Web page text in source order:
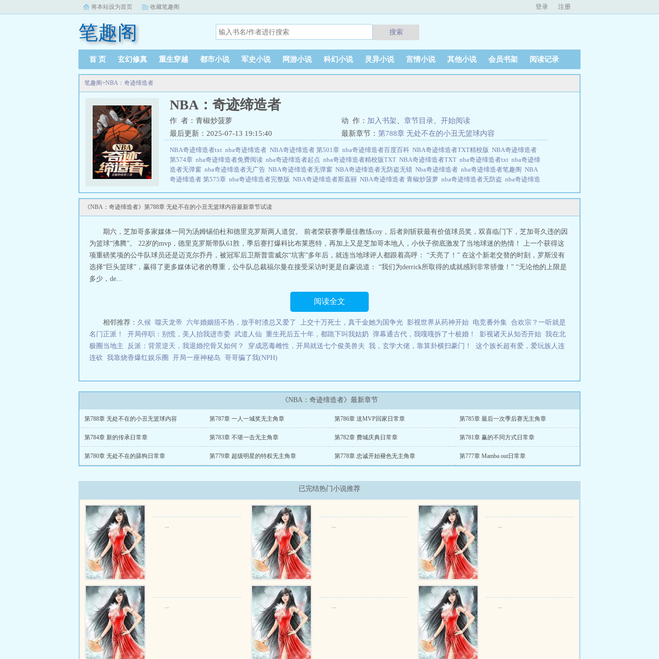
将本站设为首页 收藏笔趣阁 登录 注册
笔趣阁 搜索
首 页 玄幻修真 重生穿越 都市小说 军史小说 网游小说 科幻小说 灵异小说 言情小说 其他小说 会员书架 阅读记录
笔趣阁>NBA：奇迹缔造者
NBA：奇迹缔造者
作 者：青椒炒菠萝 动 作： 加入书架 章节目录
开始阅读
最后更新：2025-07-13 19:15:40
最新章节： 第788章 无处不在的小丑无篮球内容
NBA奇迹缔造者txt nba奇迹缔造者 NBA奇迹缔造者 第501章 nba奇迹缔造者百度百科 NBA奇迹缔造者TXT精校版 NBA奇迹缔造者
第574章 nba奇迹缔造者免费阅读 nba奇迹缔造者起点 nba奇迹缔造者精校版TXT NBA奇迹缔造者TXT nba奇迹缔造者txt nba奇迹缔
造者无弹窗 nba奇迹缔造者无广告 NBA奇迹缔造者无弹窗 NBA奇迹缔造者无防盗无错 Nba奇迹缔造者 nba奇迹缔造者笔趣阁 NBA
奇迹缔造者 第575章 nba奇迹缔造者完整版 NBA奇迹缔造者斯嘉丽 NBA奇迹缔造者 青椒炒菠萝 nba奇迹缔造者无防盗 nba奇迹缔造
造者笔趣阁关于NBA：奇迹缔造者：回首1996年，天选之子李佑加载了【天赋】系统。和他记忆中的NBA不同，巅峰尾巴的迈克尔-
乔丹黯然退场；当打之年的湖人队王朝无果而终；未来不再属于马刺队的GDP组合；相亲相爱的三巨头篮球同样一无所获...努力的尽
头是天赋？——而李佑却代表了无尽的可能！PS：简介无力，书友们多包含QAQ，已完本360万字《NBA最强队友》，人品保证
~NBA：奇迹缔造者
《NBA：奇迹缔造者》第788章 无处不在的小丑无篮球内容最新章节试读
期六，芝加哥多家媒体一同为汤姆锡伯杜和德里克罗斯两人道贺。 前者荣获赛季最佳教练coy，后者则斩获最有价值球员奖，双喜临门下，芝加哥久违的因
为篮球“沸腾”。 22岁的mvp，德里克罗斯带队61胜，季后赛打爆科比布莱恩特，再加上又是芝加哥本地人，小伙子彻底激发了当地球迷的热情！ 上一个获得这
项重磅奖项的公牛队球员还是迈克尔乔丹，被冠军后卫斯普雷威尔“坑害”多年后，就连当地球评人都跟着高呼： “天亮了！” 在这个新老交替的时刻，罗斯没有
选择“巨头篮球”，赢得了更多媒体记者的尊重，公牛队总裁福尔曼在接受采访时更是自豪说道： “我们为derrick所取得的成就感到非常骄傲！” “无论他的上限是
多少，de...
阅读全文
相邻推荐： 久候 噬天龙帝 六年婚姻捂不热，放手时渣总又爱了 上交十万死士，真千金她为国争光 影视世界从药神开始 电竞番外集 合欢宗？一听就是
名门正派！
开局停职：别慌，美人抬我进市委 武道人仙 重生死后五十年，都跪下叫我姑奶 弹幕通古代，我嘎嘎拆了十桩婚！ 影视诸天从知否开始 我在北
极圈当地主
反派：背景逆天，我退婚挖骨又如何？ 穿成恶毒雌性，开局就送七个俊美兽夫 我，玄学大佬，靠算卦横扫豪门！
这个族长超有爱，爱玩族人连
连砍 我靠烧香爆红娱乐圈 开局一座神秘岛 哥哥骗了我(NPH)
《NBA：奇迹缔造者》最新章节
第788章 无处不在的小丑无篮球内容 第787章 一人一城奖无主角章 第786章 送MVP回家日常章 第785章 最后一次季后赛无主角章
第784章 新的传承日常章 第783章 不堪一击无主角章 第782章 费城庆典日常章 第781章 赢的不同方式日常章
第780章 无处不在的舔狗日常章 第779章 超级明星的特权无主角章 第778章 忠诚开始褪色无主角章 第777章 Mamba out日常章
已完结热门小说推荐
... ... ...
... ... ...